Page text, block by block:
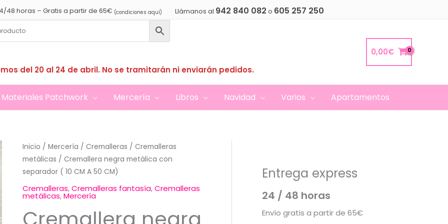
48 horas – Gratis a partir de 65€ (condiciones aquí) Llámanos al 942 840 082 o 605 257 250
del 20 al 24 de abril. No se tramitarán ni enviarán pedidos.
0,00€
Materiales Patchwork Mercería Libros Navidad Varios Apartamentos
Inicio / Mercería / Cremalleras / Cremalleras
metálicas / Cremallera negra metálica con
separador ( 10 CM A 50 CM)
Cremalleras,Cremalleras fantasía,Cremalleras
metálicas,Mercería
Entrega express
24 / 48 horas
Envío gratis a partir de 65€